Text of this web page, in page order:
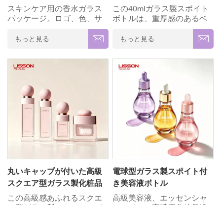
スキンケア用の香水ガラス
パッケージ。ロゴ、色、サ
イズをカスタマイズできま
す。香水、美容液、クリー
ム、ローション、その他の
高級スキンケア製品に最適
です。
もっと見る
ル
この40mlガラス製スポイト
ボトルは、重厚感のあるベ
ースデザインが特徴で、し
っかりとした重みのある感
触が高級感を際立たせま
す。高級美容液、エッセン
シャルオイル、そして特定
のスキンケアトリートメン
トのために特別に設計され
ており、無駄のない正確な
投与量コントロールを可能
にする高精度スポイトを備
えています。厚みのあるガ
ラス構造は、様々な有効成
分配合の化粧品との相性を
最大限に高めます。✓ 高級
厚手のガラス ✓ 完全カスタ
マイズ(OEM/ODM) ✓ 精度
投薬用スポイトシステム ✓
ロゴ印刷＆ブランディング
もっと見る
丸いキャップが付いた高級
スクエア型ガラス製化粧品
ボトル
この高級感あふれるスクエ
電球型ガラス製スポイト付
き美容液ボトル
高級美容液、エッセンシャ